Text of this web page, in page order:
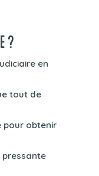
?
en
tout de
pour obtenir
pressante